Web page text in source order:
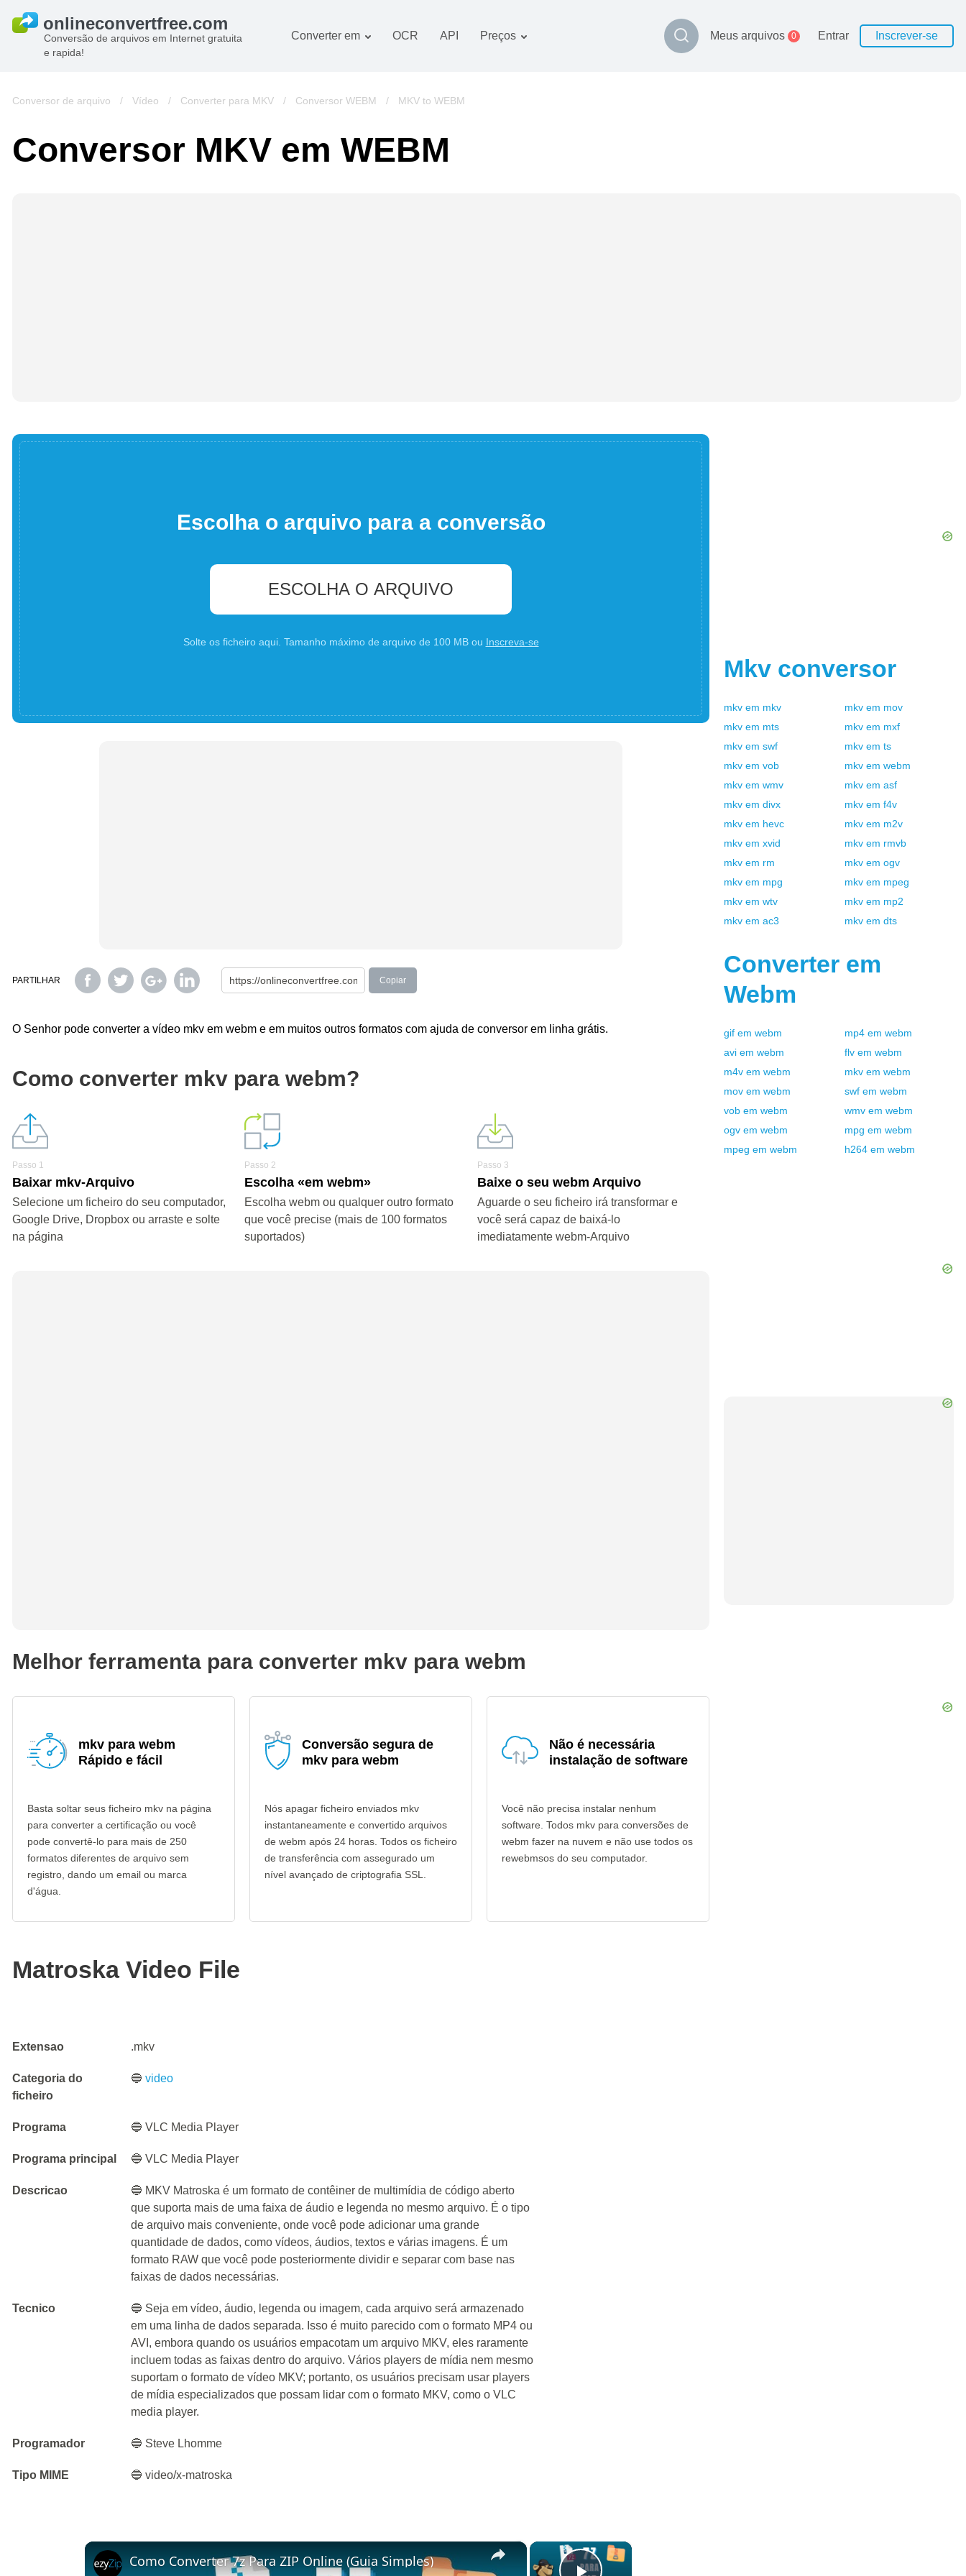
Conversão de arquivos em Internet gratuita
e rapida!
Converter em
Imagem conversor
Books conversor
OCR API Preços Meus arquivos 0 Entrar Inscrever-se
Conversor de arquivo / Vídeo / Converter para MKV / Conversor WEBM / MKV to WEBM
Conversor MKV em WEBM
Escolha o arquivo para a conversão
ESCOLHA O ARQUIVO
Solte os ficheiro aqui. Tamanho máximo de arquivo de 100 MB ou Inscreva-se
PARTILHAR Copiar
O Senhor pode converter a vídeo mkv em webm e em muitos outros formatos com ajuda de conversor em linha grátis.
Como converter mkv para webm?
Passo 1
Baixar mkv-Arquivo
Selecione um ficheiro do seu computador,
Google Drive, Dropbox ou arraste e solte
na página
Passo 2
Escolha «em webm»
Escolha webm ou qualquer outro formato
que você precise (mais de 100 formatos
suportados)
Passo 3
Baixe o seu webm Arquivo
Aguarde o seu ficheiro irá transformar e
você será capaz de baixá-lo
imediatamente webm-Arquivo
Melhor ferramenta para converter mkv para webm
mkv para webm
Rápido e fácil
Basta soltar seus ficheiro mkv na página
para converter a certificação ou você
pode convertê-lo para mais de 250
formatos diferentes de arquivo sem
registro, dando um email ou marca
d'água.
Conversão segura de
mkv para webm
Nós apagar ficheiro enviados mkv
instantaneamente e convertido arquivos
de webm após 24 horas. Todos os ficheiro
de transferência com assegurado um
nível avançado de criptografia SSL.
Não é necessária
instalação de software
Você não precisa instalar nenhum
software. Todos mkv para conversões de
webm fazer na nuvem e não use todos os
rewebmsos do seu computador.
Matroska Video File
Extensao .mkv
Categoria do
ficheiro
🔵video
Programa 🔵 VLC Media Player
Programa principal 🔵 VLC Media Player
Descricao
🔵 MKV Matroska é um formato de contêiner de multimídia de código aberto
que suporta mais de uma faixa de áudio e legenda no mesmo arquivo. É o tipo
de arquivo mais conveniente, onde você pode adicionar uma grande
quantidade de dados, como vídeos, áudios, textos e várias imagens. É um
formato RAW que você pode posteriormente dividir e separar com base nas
faixas de dados necessárias.
Tecnico
🔵 Seja em vídeo, áudio, legenda ou imagem, cada arquivo será armazenado
em uma linha de dados separada. Isso é muito parecido com o formato MP4 ou
AVI, embora quando os usuários empacotam um arquivo MKV, eles raramente
incluem todas as faixas dentro do arquivo. Vários players de mídia nem mesmo
suportam o formato de vídeo MKV; portanto, os usuários precisam usar players
de mídia especializados que possam lidar com o formato MKV, como o VLC
media player.
Programador 🔵 Steve Lhomme
Tipo MIME 🔵 video/x-matroska
×
×
Como Converter 7z Para ZIP Online (Guia Simples)
Mkv conversor
mkv em mkv mkv em mov
mkv em mts mkv em mxf
mkv em swf mkv em ts
mkv em vob mkv em webm
mkv em wmv mkv em asf
mkv em divx mkv em f4v
mkv em hevc mkv em m2v
mkv em xvid mkv em rmvb
mkv em rm mkv em ogv
mkv em mpg mkv em mpeg
mkv em wtv mkv em mp2
mkv em ac3 mkv em dts
Converter em
Webm
gif em webm mp4 em webm
avi em webm flv em webm
m4v em webm mkv em webm
mov em webm swf em webm
vob em webm wmv em webm
ogv em webm mpg em webm
mpeg em webm h264 em webm